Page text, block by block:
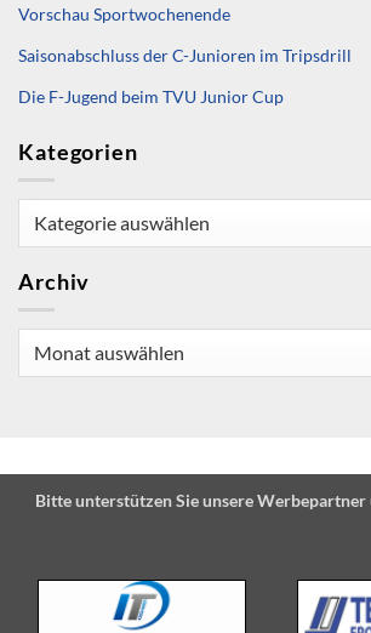
Vorschau Sportwochenende
Saisonabschluss der C-Junioren im Tripsdrill
Die F-Jugend beim TVU Junior Cup
Kategorien
Archiv
Bitte unterstützen Sie unsere Werbepartner